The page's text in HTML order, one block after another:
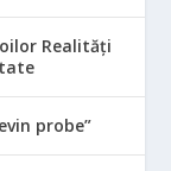
Realități
probe”